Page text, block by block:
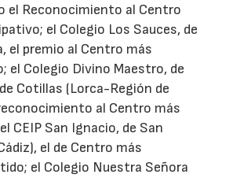
el Reconocimiento al Centro
el Colegio Los Sauces, de
el premio al Centro más
el Colegio Divino Maestro, de
Cotillas (Lorca-Región de
al Centro más
CEIP San Ignacio, de San
el de Centro más
el Colegio Nuestra Señora